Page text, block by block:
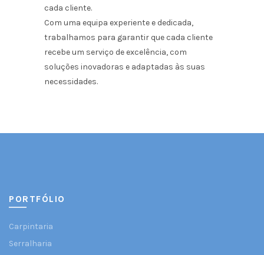
cada cliente.
Com uma equipa experiente e dedicada,
trabalhamos para garantir que cada cliente
recebe um serviço de excelência, com
soluções inovadoras e adaptadas às suas
necessidades.
PORTFÓLIO
Carpintaria
Serralharia